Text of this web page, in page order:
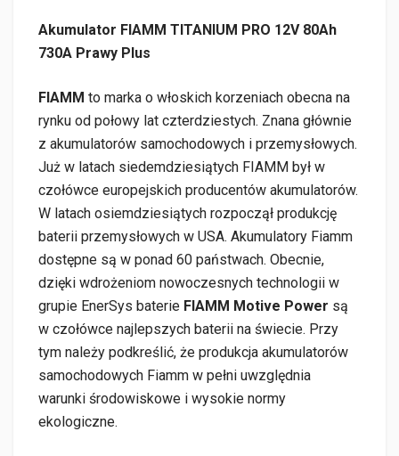
Akumulator FIAMM TITANIUM PRO 12V 80Ah
730A Prawy Plus
FIAMM to marka o włoskich korzeniach obecna na
rynku od połowy lat czterdziestych. Znana głównie
z akumulatorów samochodowych i przemysłowych.
Już w latach siedemdziesiątych FIAMM był w
czołówce europejskich producentów akumulatorów.
W latach osiemdziesiątych rozpoczął produkcję
baterii przemysłowych w USA. Akumulatory Fiamm
dostępne są w ponad 60 państwach. Obecnie,
dzięki wdrożeniom nowoczesnych technologii w
grupie EnerSys baterie FIAMM Motive Power są
w czołówce najlepszych baterii na świecie. Przy
tym należy podkreślić, że produkcja akumulatorów
samochodowych Fiamm w pełni uwzględnia
warunki środowiskowe i wysokie normy
ekologiczne.